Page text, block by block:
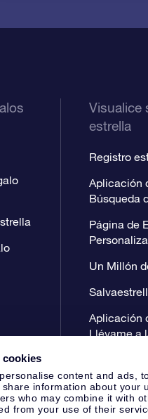
cookies
content and ads,
information about your
who may combine it with
from your use of their
Visualice
estrella
Registro
Aplicación
Búsqueda
Página de
Un Millón
Aplicación
Llévame a